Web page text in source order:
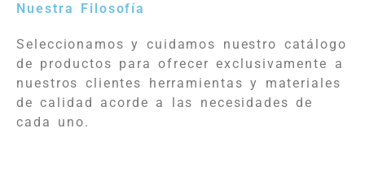
Nuestra Filosofía
Seleccionamos y cuidamos nuestro catálogo
de productos para ofrecer exclusivamente a
nuestros clientes herramientas y materiales
de calidad acorde a las necesidades de
cada uno.